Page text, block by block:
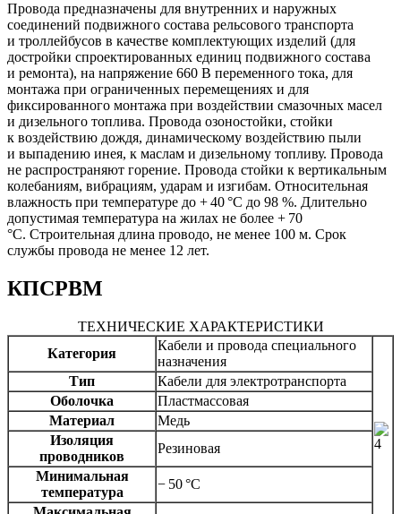
Провода предназначены для внутренних и наружных
соединений подвижного состава рельсового транспорта
и троллейбусов в качестве комплектующих изделий (для
достройки спроектированных единиц подвижного состава
и ремонта), на напряжение 660 В переменного тока, для
монтажа при ограниченных перемещениях и для
фиксированного монтажа при воздействии смазочных масел
и дизельного топлива. Провода озоностойки, стойки
к воздействию дождя, динамическому воздействию пыли
и выпадению инея, к маслам и дизельному топливу. Провода
не распространяют горение. Провода стойки к вертикальным
колебаниям, вибрациям, ударам и изгибам. Относительная
влажность при температуре до + 40 °С до 98 %. Длительно
допустимая температура на жилах не более + 70
°С. Строительная длина проводо, не менее 100 м. Срок
службы провода не менее 12 лет.
КПСРВМ
ТЕХНИЧЕСКИЕ ХАРАКТЕРИСТИКИ
Категория
Кабели и провода специального
назначения
Тип
Кабели для электротранспорта
Оболочка
Пластмассовая
Материал
Медь
Изоляция
проводников
Резиновая
Минимальная
температура
− 50 °C